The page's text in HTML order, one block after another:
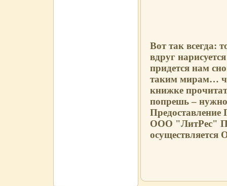
Вот так всегда:
вдруг
придется нам
таким мирам…
книжке
попрешь – нужно
Предоставление
ООО "ЛитРес"